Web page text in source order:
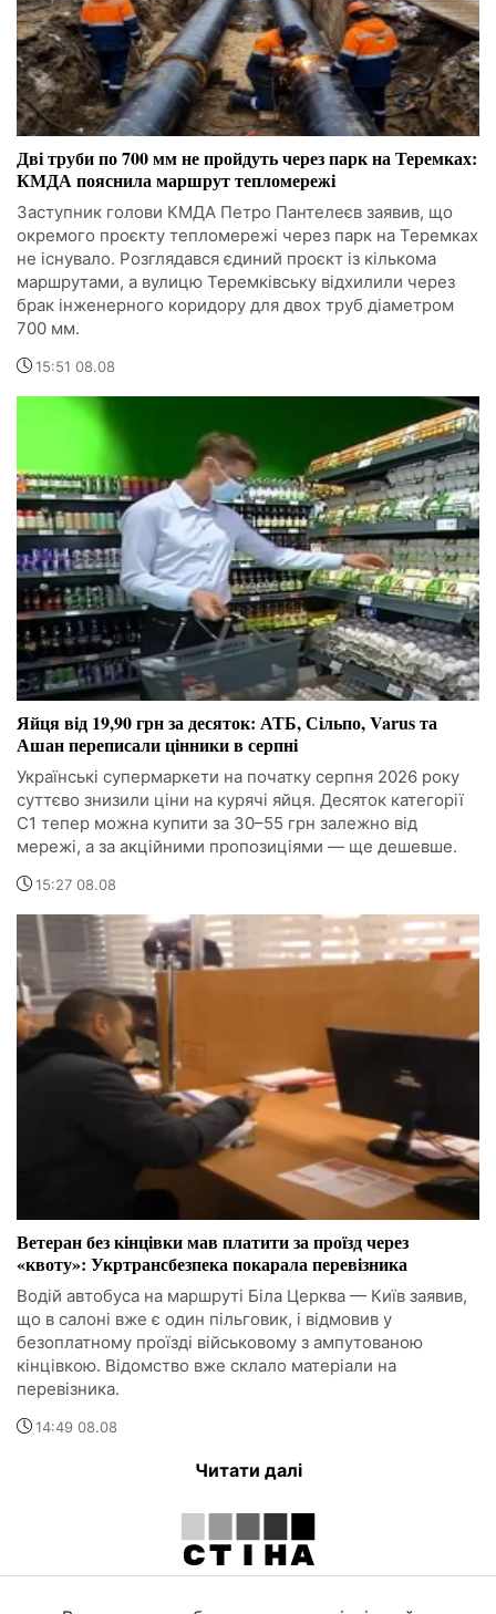
Дві труби по 700 мм не пройдуть через парк на Теремках:
КМДА пояснила маршрут тепломережі
Заступник голови КМДА Петро Пантелеєв заявив, що
окремого проєкту тепломережі через парк на Теремках
не існувало. Розглядався єдиний проєкт із кількома
маршрутами, а вулицю Теремківську відхилили через
брак інженерного коридору для двох труб діаметром
700 мм.
15:51 08.08
Яйця від 19,90 грн за десяток: АТБ, Сільпо, Varus та
Ашан переписали цінники в серпні
Українські супермаркети на початку серпня 2026 року
суттєво знизили ціни на курячі яйця. Десяток категорії
С1 тепер можна купити за 30–55 грн залежно від
мережі, а за акційними пропозиціями — ще дешевше.
15:27 08.08
Ветеран без кінцівки мав платити за проїзд через
«квоту»: Укртрансбезпека покарала перевізника
Водій автобуса на маршруті Біла Церква — Київ заявив,
що в салоні вже є один пільговик, і відмовив у
безоплатному проїзді військовому з ампутованою
кінцівкою. Відомство вже склало матеріали на
перевізника.
14:49 08.08
Читати далі